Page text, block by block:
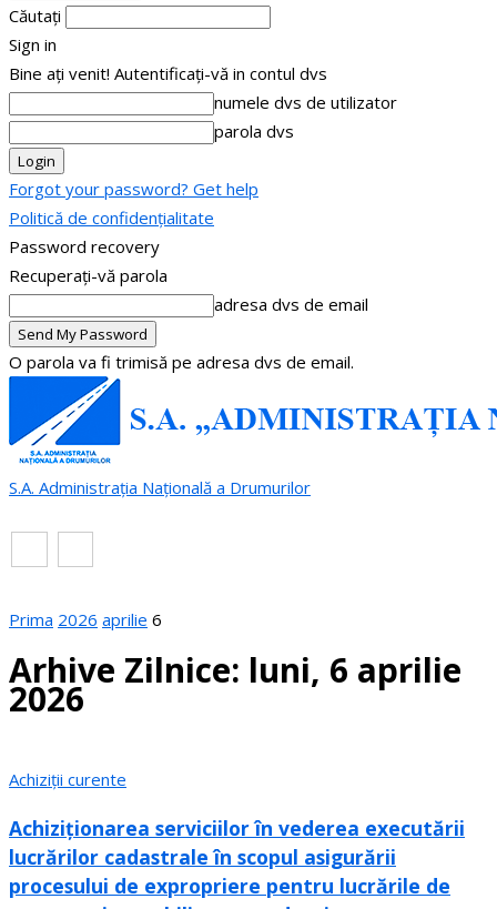
Căutați
Sign in
Bine ați venit! Autentificați-vă in contul dvs
numele dvs de utilizator
parola dvs
Forgot your password? Get help
Politică de confidențialitate
Password recovery
Recuperați-vă parola
adresa dvs de email
O parola va fi trimisă pe adresa dvs de email.
S.A. Administrația Națională a Drumurilor
Prima 2026 aprilie 6
Arhive Zilnice: luni, 6 aprilie
2026
Achiziții curente
Achiziționarea serviciilor în vederea executării
lucrărilor cadastrale în scopul asigurării
procesului de expropriere pentru lucrările de